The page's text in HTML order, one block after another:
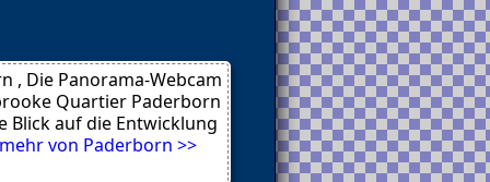
Такие посты нужны
так живёт?
Berlin
, Die Panorama-Webcam
Quartier Paderborn
Blick auf die Entwicklung
mehr von Paderborn >>